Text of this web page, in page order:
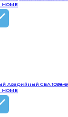
Аварийный СБА 1098-